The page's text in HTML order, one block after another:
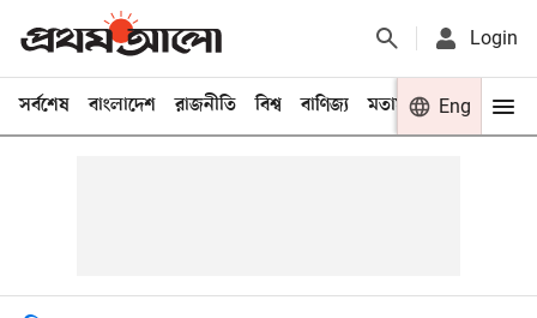
Login
সর্বশেষ বাংলাদেশ রাজনীতি বিশ্ব বাণিজ্য মতামত খেলা
Eng